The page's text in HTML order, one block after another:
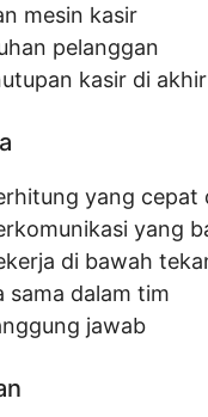
mesin kasir
pelanggan
kasir di
yang cepat
yang
di bawah
sama dalam tim
jawab